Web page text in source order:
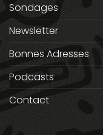
Sondages
Newsletter
Bonnes Adresses
Podcasts
Contact